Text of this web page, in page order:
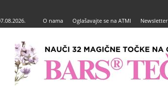
O nama Oglašavajte se na ATMI Newsletter